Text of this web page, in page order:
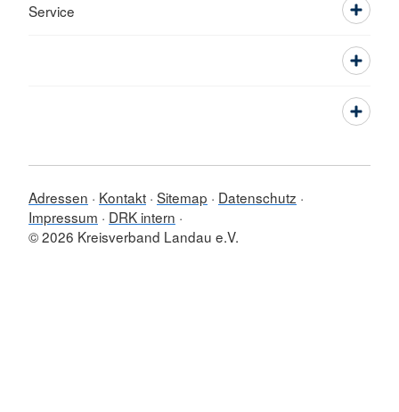
Service
Adressen Kontakt Sitemap
Datenschutz
Impressum
DRK intern
© 2026 Kreisverband Landau e.V.